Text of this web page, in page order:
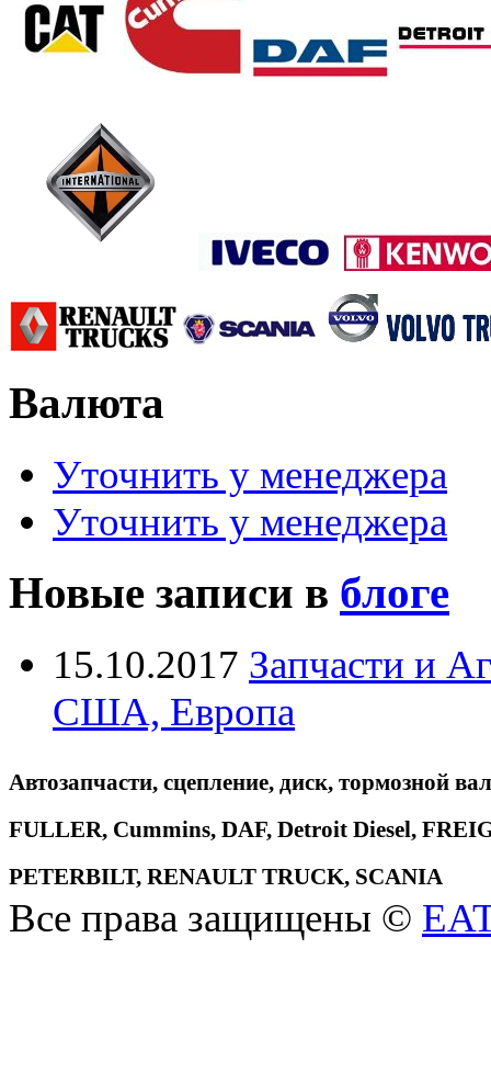
Валюта
Уточнить у менеджера
Уточнить у менеджера
Новые записи в блоге
15.10.2017 Запчасти и
США, Европа
Автозапчасти, сцепление, диск, тормозной
FULLER, Cummins, DAF, Detroit Diesel,
PETERBILT, RENAULT TRUCK, SCANIA
Все права защищены ©